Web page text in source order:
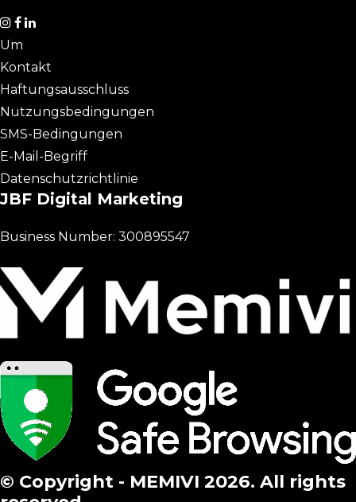
Um
Kontakt
Haftungsausschluss
Nutzungsbedingungen
SMS-Bedingungen
E-Mail-Begriff
Datenschutzrichtlinie
JBF Digital Marketing
Business Number: 300895547
© Copyright - MEMIVI 2026. All rights